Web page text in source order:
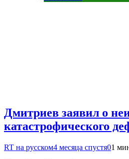
Дмитриев заявил о
катастрофического
RT на русском4 месяца спустя01